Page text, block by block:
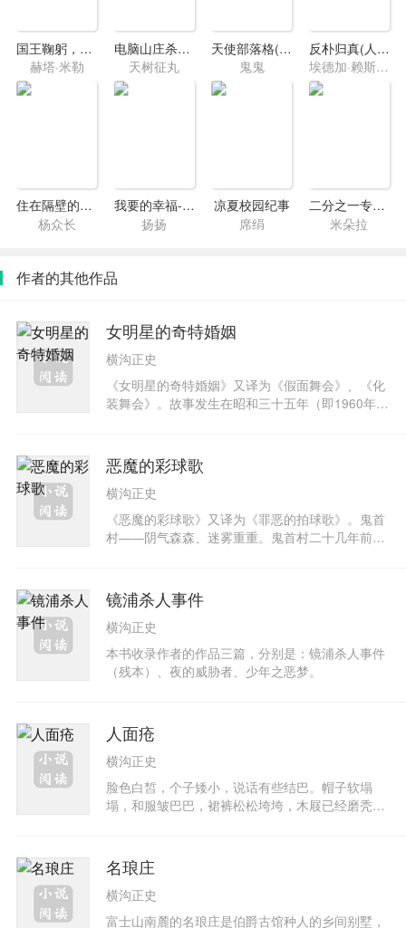
国王鞠躬，国王杀人
赫塔·米勒
电脑山庄杀人事件
天树征丸
天使部落格(不爱我太不够意思了吧)
鬼鬼
反朴归真(人猿泰山四部曲-2)
埃德加·赖斯·巴勒斯
住在隔壁的隐形人
杨众长
我要的幸福-东邦同人
扬扬
凉夏校园纪事
席绢
二分之一专属恋人2
米朵拉
作者的其他作品
女明星的奇特婚姻
横沟正史
《女明星的奇特婚姻》又译为《假面舞会》、《化
装舞会》。故事发生在昭和三十五年（即1960年）
死于非命、或撞死、或淹死、或中毒身亡，现任丈
夫也身遭枪击，险些丧命，谁是凶手，围绕着风流
女星的舆论哗然，迷雾重重、相关人物纷纷亮相，
阴险的老妪、正直的青年，性感美人，机智的侦
探，终于一个偶然的契机来了，色盲成了破案的线
索，顺藤摸瓜。凶手竟然是……，然而她又为什么
恶魔的彩球歌
横沟正史
《恶魔的彩球歌》又译为《罪恶的拍球歌》。鬼首
村——阴气森森、迷雾重重。鬼首村二十几年前发
毙、全身是“痣”的女孩被谋害……每一个女孩的悽
惨死状和凶手迷幻的杀人手法，竟与鬼首村的彩球
歌情境不谋而合！这首阴暗、幽沉的彩球歌宛如恶
魔谱下的追魂曲，教人夜里睡不著、整天汗毛直
竖……奇哉！怪哉！鬼首村遇害的女孩竟然都
是“私生女”……这一切究竟纯属巧合？抑或其中隐
下；这些 “私生女”犯了什麼错，为何必须遭受如此
悲惨的命运？这回金田一耕助施展妙计，绝对让凶
手无所遁形！
镜浦杀人事件
横沟正史
本书收录作者的作品三篇，分别是：镜浦杀人事件
（残本）、夜的威胁者、少年之恶梦。
人面疮
横沟正史
脸色白皙，个子矮小，说话有些结巴。帽子软塌
塌，和服皱巴巴，裙裤松松垮垮，木屐已经磨秃，
袋瓜子。“你你你……我我我……”当他说话严重结
巴，当他拼命挠着那头头皮屑纷飞的鸟窝形状的头
发的时候，一桩奇案，便要即将大白于天下
了！……这就是金田一耕助，日本唯一能够抗衡福
名琅庄
横沟正史
富士山南麓的名琅庄是伯爵古馆种人的乡间别墅，